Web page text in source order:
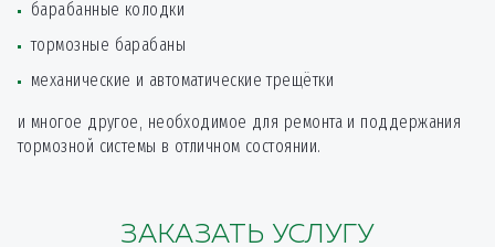
суппорт
Слесарные работы от1500 *
барабанные колодки
тормозные барабаны
механические и автоматические трещётки
и многое другое, необходимое для ремонта и поддержания
тормозной системы в отличном состоянии.
ЗАКАЗАТЬ УСЛУГУ